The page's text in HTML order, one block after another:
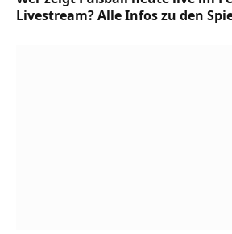
Livestream? Alle Infos zu den